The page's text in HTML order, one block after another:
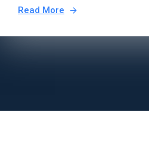
Read More